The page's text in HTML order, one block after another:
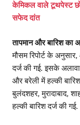
केमिकल वाले टूथपेस्ट
सफेद दांत
तापमान और बारिश का
मौसम रिपोर्ट के
दर्ज की गई. इसके
और बरेली में हल्की
बुलंदशहर, मुरादाबाद,
हल्की बारिश दर्ज की गई.